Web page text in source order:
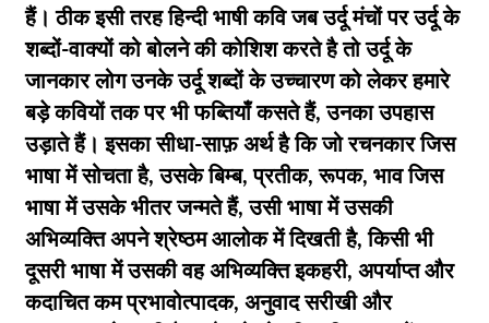
हैं। ठीक इसी तरह हिन्दी भाषी कवि जब उर्दू मंचों पर उर्दू के
शब्दों-वाक्यों को बोलने की कोशिश करते है तो उर्दू के
जानकार लोग उनके उर्दू शब्दों के उच्चारण को लेकर हमारे
बड़े कवियों तक पर भी फब्तियाँ कसते हैं, उनका उपहास
उड़ाते हैं। इसका सीधा-साफ़ अर्थ है कि जो रचनकार जिस
भाषा में सोचता है, उसके बिम्ब, प्रतीक, रूपक, भाव जिस
भाषा में उसके भीतर जन्मते हैं, उसी भाषा में उसकी
अभिव्यक्ति अपने श्रेष्ठम आलोक में दिखती है, किसी भी
दूसरी भाषा में उसकी वह अभिव्यक्ति इकहरी, अपर्याप्त और
कदाचित कम प्रभावोत्पादक, अनुवाद सरीखी और